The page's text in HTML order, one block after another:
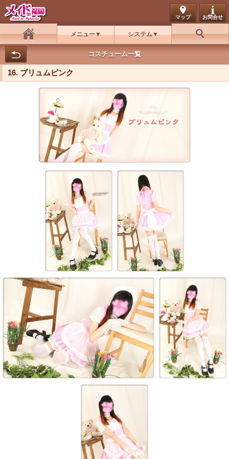
マップ お問合せ
ホーム
メニュー システム
お好み検索
コスチューム一覧
16. ブリュムピンク